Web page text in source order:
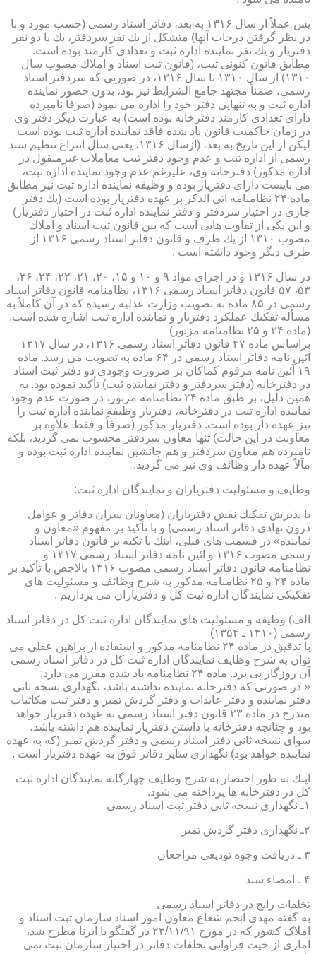
پس عملاً از سال ۱۳۱۶ به بعد، دفاتر اسناد رسمی (حسب مورد و با
در نظر گرفتن درجات آنها) متشكل از یك نفر سردفتر، یك یا دو نفر
دفتریار و یك نفر نماینده اداره ثبت و تعدادی كارمند بوده است.
مطابق قانون كنونی ثبت، (قانون ثبت اسناد و املاك مصوب سال
۱۳۱۰) از سال ۱۳۱۰ تا سال ۱۳۱۶، در صورتی كه سردفتر اسناد
رسمی، ضمناً مجتهد جامع الشرایط نیز بود، بدون حضور نماینده
اداره ثبت و به تنهایی دفتر خود را اداره می نمود (صرفاً نامبرده
دارای تعدادی كارمند دفترخانه بوده است) به عبارت دیگر دفتر وی
در زمان حاكمیت قانون یاد شده فاقد نماینده اداره ثبت بوده است
لیكن از این تاریخ به بعد، (ازسال ۱۳۱۶، یعنی سال انتزاع تنظیم سند
رسمی از اداره ثبت و عدم وجود دفتر ثبت معاملات غیرمنقول در
اداره مذكور) دفترخانه وی، علیرغم عدم وجود نماینده اداره ثبت،
می بایست دارای دفتریار بوده و وظیفه نماینده اداره ثبت نیز مطابق
ماده ۲۴ نظامنامه آتی الذكر بر عهده دفتریار بوده است (یك دفتر
جاری در اختیار سردفتر و دفتر نماینده اداره ثبت در اختیار دفتریار)
و این یكی از تفاوت هایی است كه بین قانون ثبت اسناد و املاك
مصوب ۱۳۱۰ از یك طرف و قانون دفاتر اسناد رسمی ۱۳۱۶ از
طرف دیگر وجود داشته است .
در سال ۱۳۱۶ و در اجرای مواد ۹ و ۱۰ و ۱۵، ۲۰، ۲۱، ۲۲، ۲۴، ۳۶،
۵۳، ۵۷ قانون دفاتر اسناد رسمی ۱۳۱۶، نظامنامه قانون دفاتر اسناد
رسمی در ۸۵ ماده به تصویب وزارت عدلیه رسیده كه در آن كاملاً به
مسأله تفكیك عملكرد دفتریار و نماینده اداره ثبت اشاره شده است.
(ماده ۲۴ و ۲۵ نظامنامه مزبور)
براساس ماده ۴۷ قانون دفاتر اسناد رسمی ۱۳۱۶، در سال ۱۳۱۷
آئین نامه دفاتر اسناد رسمی در ۶۴ ماده به تصویب می رسد. ماده
۱۹ آئین نامه مرقوم كماكان بر ضرورت وجودی دو دفتر ثبت اسناد
در دفترخانه (دفتر سردفتر و دفتر نماینده ثبت) تأكید نموده بود. به
همین دلیل، بر طبق ماده ۲۴ نظامنامه مزبور، در صورت عدم وجود
نماینده اداره ثبت در دفترخانه، دفتریار وظیفه نماینده اداره ثبت را
نیز عهده دار بوده است. دفتریار مذكور (صرفاً و فقط علاوه بر
معاونت در این حالت) تنها معاون سردفتر محسوب نمی گردید، بلكه
نامبرده هم معاون سردفتر و هم جانشین نماینده اداره ثبت بوده و
مآلاً عهده دار وظائف وی نیز می گردید.
وظایف و مسئولیت دفتریاران و نمایندگان اداره ثبت:
با پذیرش تفكیك نقش دفتریاران (معاونان سران دفاتر و عوامل
درون نهادی دفاتر اسناد رسمی) و با تأكید بر مفهوم «معاون و
نماینده» در قسمت های قبلی، اینك با تكیه بر قانون دفاتر اسناد
رسمی مصوب ۱۳۱۶ و آئین نامه دفاتر اسناد رسمی ۱۳۱۷ و
نظامنامه قانون دفاتر اسناد رسمی مصوب ۱۳۱۶ بالاخص با تأكید بر
ماده ۲۴ و ۲۵ نظامنامه مذكور به شرح وظائف و مسئولیت های
تفكیكی نمایندگان اداره ثبت كل و دفتریاران می پردازیم .
الف) وظیفه و مسئولیت های نمایندگان اداره ثبت كل در دفاتر اسناد
رسمی (۱۳۱۰ ـ ۱۳۵۴)
با تدقیق در ماده ۲۴ نظامنامه مذكور و استفاده از براهین عقلی می
توان به شرح وظایف نمایندگان اداره ثبت كل در دفاتر اسناد رسمی
آن روزگار پی برد. ماده ۲۴ نظامنامه یاد شده مقرر می دارد:
« در صورتی كه دفترخانه نماینده نداشته باشد، نگهداری نسخه ثانی
دفتر نماینده و دفتر عایدات و دفتر گردش تمبر و دفتر ثبت مكاتبات
مندرج در ماده ۲۳ قانون دفتر اسناد رسمی به عهده دفتریار خواهد
بود و چنانچه دفترخانه با داشتن دفتریار نماینده هم داشته باشد،
سوای نسخه ثانی دفتر اسناد رسمی و دفتر گردش تمبر (كه به عهده
نماینده خواهد بود) نگهداری سایر دفاتر فوق به عهده دفتریار است .
اینك به طور اختصار به شرح وظایف چهارگانه نمایندگان اداره ثبت
كل در دفترخانه ها پرداخته می شود.
۱ـ نگهداری نسخه ثانی دفتر ثبت اسناد رسمی
۲ـ نگهداری دفتر گردش تمبر
۳ ـ دریافت وجوه تودیعی مراجعان
۴ ـ امضاء سند
تخلفات رایج در دفاتر اسناد رسمی
به گفته مهدی انجم شعاع معاون امور اسناد سازمان ثبت اسناد و
املاک کشور که در مورخ ۲۳/۱۱/۹۱ در گفتگو با ایرنا مطرح شد،
آماری از حیث فراوانی تخلفات دفاتر در اختیار سازمان ثبت نمی